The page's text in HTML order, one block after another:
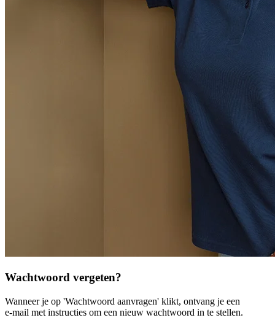
Wachtwoord vergeten?
Wanneer je op 'Wachtwoord aanvragen' klikt, ontvang je een
e-mail met instructies om een nieuw wachtwoord in te stellen.